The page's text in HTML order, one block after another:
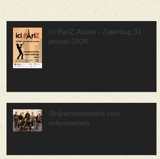
Ici PariZ Assen - Zaterdag 31
januari 2026
Strijkersensemble voor
volwassenen